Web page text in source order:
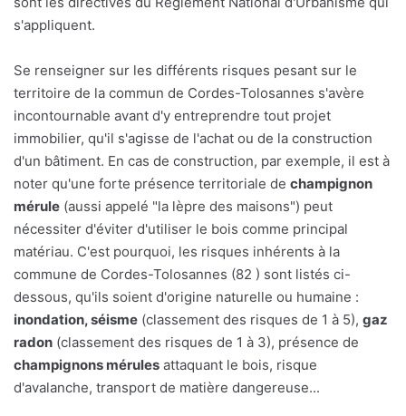
s'appliquent.
Se renseigner sur les différents risques pesant sur le
territoire de la commun de Cordes-Tolosannes s'avère
incontournable avant d'y entreprendre tout projet
immobilier, qu'il s'agisse de l'achat ou de la construction
d'un bâtiment. En cas de construction, par exemple, il est à
noter qu'une forte présence territoriale de champignon
mérule (aussi appelé "la lèpre des maisons") peut
nécessiter d'éviter d'utiliser le bois comme principal
matériau. C'est pourquoi, les risques inhérents à la
commune de Cordes-Tolosannes (82 ) sont listés ci-
dessous, qu'ils soient d'origine naturelle ou humaine :
inondation, séisme (classement des risques de 1 à 5), gaz
radon (classement des risques de 1 à 3), présence de
champignons mérules attaquant le bois, risque
d'avalanche, transport de matière dangereuse...